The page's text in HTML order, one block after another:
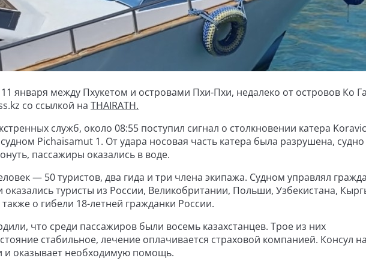
января между Пхукетом и островами Пхи-Пхи, недалеко от островов Ко
со ссылкой на THAIRATH.
служб, около 08:55 поступил сигнал о столкновении катера
Pichaisamut 1. От удара носовая часть катера была разрушена, судно
пассажиры оказались в воде.
— 50 туристов, два гида и три члена экипажа. Судном управлял
туристы из России, Великобритании, Польши, Узбекистана,
о гибели 18-летней гражданки России.
что среди пассажиров были восемь казахстанцев. Трое из них
стабильное, лечение оплачивается страховой компанией. Консул
и оказывает необходимую помощь.